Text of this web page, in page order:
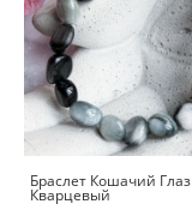
Браслет Кошачий Глаз
Кварцевый